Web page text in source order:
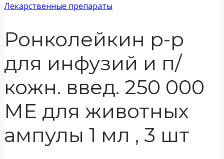
Лекарственные препараты
Ронколейкин р-р
для инфузий и п/
кожн. введ. 250 000
МЕ для животных
ампулы 1 мл , 3 шт